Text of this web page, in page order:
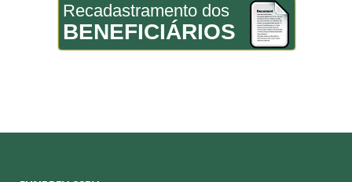
Recadastramento dos
BENEFICIÁRIOS